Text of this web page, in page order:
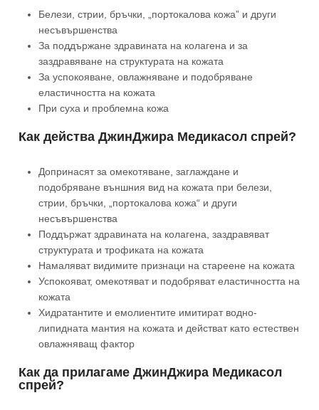
Белези, стрии, бръчки, „портокалова кожа” и други
несъвършенства
За поддържане здравината на колагена и за
заздравяване на структурата на кожата
За успокояване, овлажняване и подобряване
еластичността на кожата
При суха и проблемна кожа
Как действа ДжинДжира Медикасол спрей?
Допринасят за омекотяване, заглаждане и
подобряване външния вид на кожата при белези,
стрии, бръчки, „портокалова кожа“ и други
несъвършенства
Поддържат здравината на колагена, заздравяват
структурата и трофиката на кожата
Намаляват видимите признаци на стареене на кожата
Успокояват, омекотяват и подобряват еластичността на
кожата
Хидратантите и емолиентите имитират водно-
липидната мантия на кожата и действат като естествен
овлажняващ фактор
Как да прилагаме ДжинДжира Медикасол
спрей?